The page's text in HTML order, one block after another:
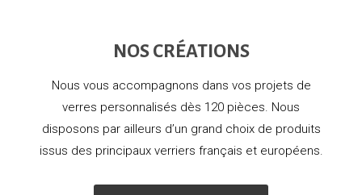
NOS CRÉATIONS
Nous vous accompagnons dans vos projets de
verres personnalisés dès 120 pièces. Nous
disposons par ailleurs d’un grand choix de produits
issus des principaux verriers français et européens.